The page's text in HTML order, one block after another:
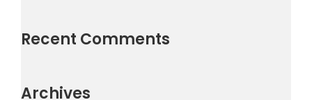
Recent Comments
Archives